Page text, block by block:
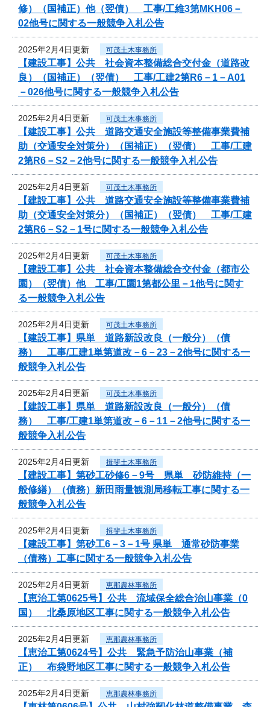
修）（国補正）他（翌債） 工事/工維3第MKH06－
02他号に関する一般競争入札公告
2025年2月4日更新 可茂土木事務所
【建設工事】公共 社会資本整備総合交付金（道路改
良）（国補正）（翌債） 工事/工建2第R6－1－A01
－026他号に関する一般競争入札公告
2025年2月4日更新 可茂土木事務所
【建設工事】公共 道路交通安全施設等整備事業費補
助（交通安全対策分）（国補正）（翌債） 工事/工建
2第R6－S2－2他号に関する一般競争入札公告
2025年2月4日更新 可茂土木事務所
【建設工事】公共 道路交通安全施設等整備事業費補
助（交通安全対策分）（国補正）（翌債） 工事/工建
2第R6－S2－1号に関する一般競争入札公告
2025年2月4日更新 可茂土木事務所
【建設工事】公共 社会資本整備総合交付金（都市公
園）（翌債）他 工事/工園1第都公里－1他号に関す
る一般競争入札公告
2025年2月4日更新 可茂土木事務所
【建設工事】県単 道路新設改良（一般分）（債
務） 工事/工建1単第道改－6－23－2他号に関する一
般競争入札公告
2025年2月4日更新 可茂土木事務所
【建設工事】県単 道路新設改良（一般分）（債
務） 工事/工建1単第道改－6－11－2他号に関する一
般競争入札公告
2025年2月4日更新 揖斐土木事務所
【建設工事】第砂工砂修6－9号 県単 砂防維持（一
般修繕）（債務）新田雨量観測局移転工事に関する一
般競争入札公告
2025年2月4日更新 揖斐土木事務所
【建設工事】第砂工6－3－1号 県単 通常砂防事業
（債務）工事に関する一般競争入札公告
2025年2月4日更新 恵那農林事務所
【恵治工第0625号】公共 流域保全総合治山事業（0
国） 北桑原地区工事に関する一般競争入札公告
2025年2月4日更新 恵那農林事務所
【恵治工第0624号】公共 緊急予防治山事業（補
正） 布袋野地区工事に関する一般競争入札公告
2025年2月4日更新 恵那農林事務所